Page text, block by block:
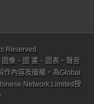
Reserved
像、圖 畫、圖表、聲音
作內容及版權，為Global
Network Limited授